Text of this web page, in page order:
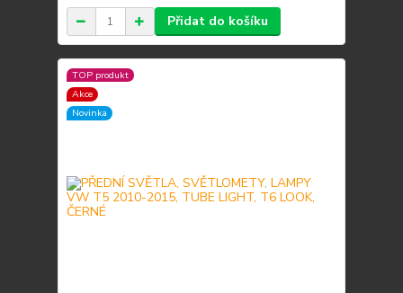
Přidat do košíku
TOP produkt
Akce
Novinka